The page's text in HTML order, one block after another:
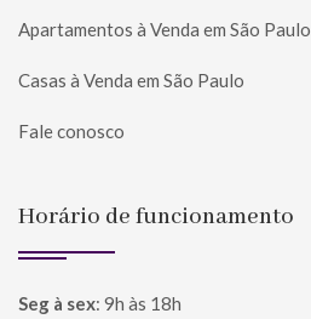
Apartamentos à Venda em São Paulo
Casas à Venda em São Paulo
Fale conosco
Horário de funcionamento
Seg à sex: 9h às 18h